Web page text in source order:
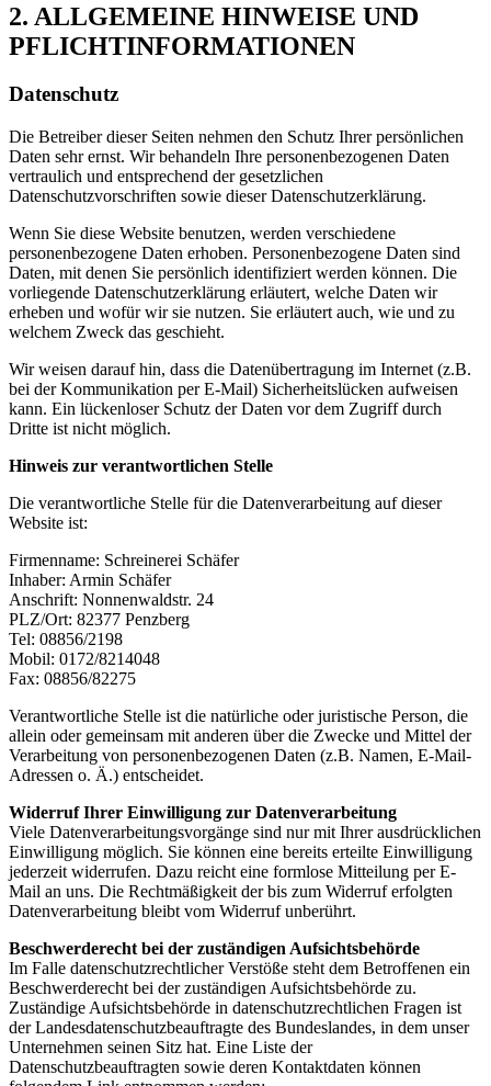
2. ALLGEMEINE HINWEISE UND
PFLICHTINFORMATIONEN
Datenschutz
Die Betreiber dieser Seiten nehmen den Schutz Ihrer persönlichen
Daten sehr ernst. Wir behandeln Ihre personenbezogenen Daten
vertraulich und entsprechend der gesetzlichen
Datenschutzvorschriften sowie dieser Datenschutzerklärung.
Wenn Sie diese Website benutzen, werden verschiedene
personenbezogene Daten erhoben. Personenbezogene Daten sind
Daten, mit denen Sie persönlich identifiziert werden können. Die
vorliegende Datenschutzerklärung erläutert, welche Daten wir
erheben und wofür wir sie nutzen. Sie erläutert auch, wie und zu
welchem Zweck das geschieht.
Wir weisen darauf hin, dass die Datenübertragung im Internet (z.B.
bei der Kommunikation per E-Mail) Sicherheitslücken aufweisen
kann. Ein lückenloser Schutz der Daten vor dem Zugriff durch
Dritte ist nicht möglich.
Hinweis zur verantwortlichen Stelle
Die verantwortliche Stelle für die Datenverarbeitung auf dieser
Website ist:
Firmenname: Schreinerei Schäfer
Inhaber: Armin Schäfer
Anschrift: Nonnenwaldstr. 24
PLZ/Ort: 82377 Penzberg
Tel: 08856/2198
Mobil: 0172/8214048
Fax: 08856/82275
Verantwortliche Stelle ist die natürliche oder juristische Person, die
allein oder gemeinsam mit anderen über die Zwecke und Mittel der
Verarbeitung von personenbezogenen Daten (z.B. Namen, E-Mail-
Adressen o. Ä.) entscheidet.
Widerruf Ihrer Einwilligung zur Datenverarbeitung
Viele Datenverarbeitungsvorgänge sind nur mit Ihrer ausdrücklichen
Einwilligung möglich. Sie können eine bereits erteilte Einwilligung
jederzeit widerrufen. Dazu reicht eine formlose Mitteilung per E-
Mail an uns. Die Rechtmäßigkeit der bis zum Widerruf erfolgten
Datenverarbeitung bleibt vom Widerruf unberührt.
Beschwerderecht bei der zuständigen Aufsichtsbehörde
Im Falle datenschutzrechtlicher Verstöße steht dem Betroffenen ein
Beschwerderecht bei der zuständigen Aufsichtsbehörde zu.
Zuständige Aufsichtsbehörde in datenschutzrechtlichen Fragen ist
der Landesdatenschutzbeauftragte des Bundeslandes, in dem unser
Unternehmen seinen Sitz hat. Eine Liste der
Datenschutzbeauftragten sowie deren Kontaktdaten können